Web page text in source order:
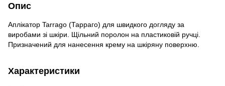
Опис
Аплікатор Tarrago (Тарраго) для швидкого догляду за
виробами зі шкіри. Щільний поролон на пластиковій ручці.
Призначений для нанесення крему на шкіряну поверхню.
Характеристики